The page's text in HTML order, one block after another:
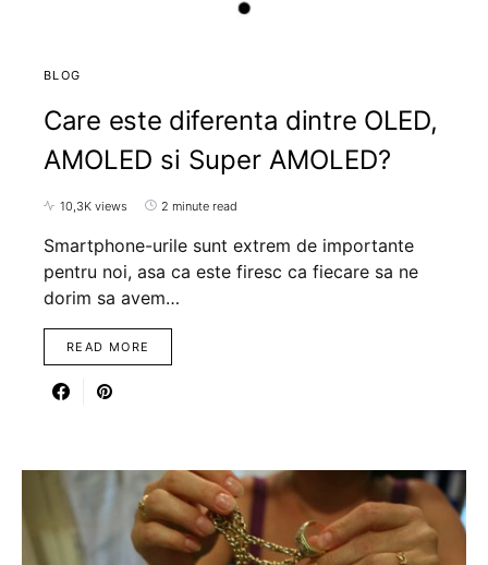
BLOG
Care este diferenta dintre OLED,
AMOLED si Super AMOLED?
10,3K views 2 minute read
Smartphone-urile sunt extrem de importante
pentru noi, asa ca este firesc ca fiecare sa ne
dorim sa avem…
READ MORE